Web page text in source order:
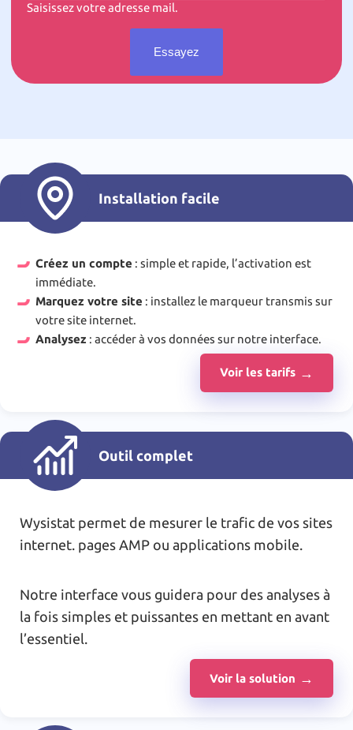
Saisissez votre adresse mail.
Installation facile
Créez un compte : simple et rapide, l’activation est
immédiate.
Marquez votre site : installez le marqueur transmis sur
votre site internet.
Analysez : accéder à vos données sur notre interface.
Voir les tarifs
Outil complet
Wysistat permet de mesurer le trafic de vos sites
internet. pages AMP ou applications mobile.
Notre interface vous guidera pour des analyses à
la fois simples et puissantes en mettant en avant
l’essentiel.
Voir la solution